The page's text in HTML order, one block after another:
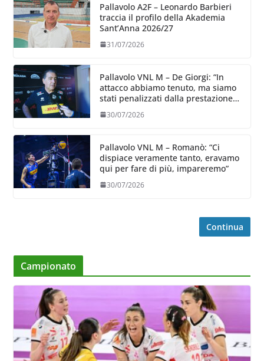
Pallavolo A2F – Leonardo Barbieri
traccia il profilo della Akademia
Sant’Anna 2026/27
31/07/2026
Pallavolo VNL M – De Giorgi: “In
attacco abbiamo tenuto, ma siamo
stati penalizzati dalla prestazione
30/07/2026
Pallavolo VNL M – Romanò: “Ci
dispiace veramente tanto, eravamo
qui per fare di più, impareremo”
30/07/2026
Continua
Campionato